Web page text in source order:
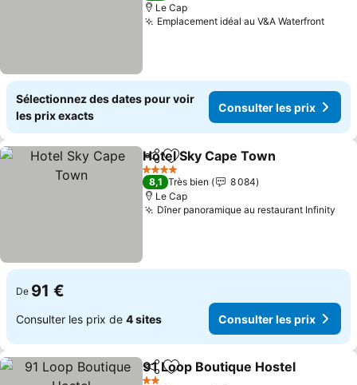
Le Cap
Emplacement idéal au V&A Waterfront
Sélectionnez des dates pour voir
les prix exacts
Consulter les prix
PartagerAjouter à mes favoris
Hotel Sky Cape Town
4 Étoiles
8,1 Très bien
8 084
Le Cap
Dîner panoramique au restaurant Infinity
De 91 €
Consulter les prix de 4 sites Consulter les prix
PartagerAjouter à mes favoris
91 Loop Boutique Hostel